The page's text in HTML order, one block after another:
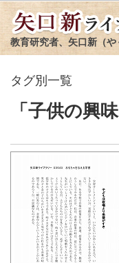
教育研究者、矢口新（や
タグ別一覧
「子供の興味